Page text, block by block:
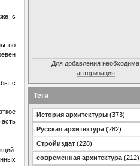
с
во
с
Для добавления необходима
авторизация
Теги
История архитектуры (373)
Русская архитектура (282)
Стройиздат (228)
современная архитектура (212)